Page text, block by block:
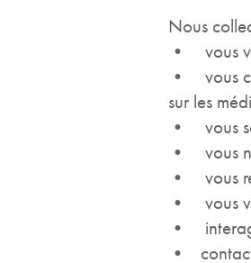
Nous
• vous
• vous
sur les
• vous
• vous
• vous
• vous
•
•